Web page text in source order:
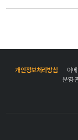
개인정보처리방침 이
운영·